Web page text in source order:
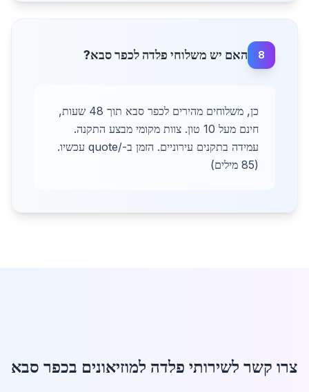
8 האם יש משלוחי פלדה לכפר סבא?
כן, משלוחים מהירים לכפר סבא תוך 48 שעות,
חינם מעל 10 טון. צוות מקומי מבצע התקנה.
עמידה בתקנים עירוניים. הזמן ב-/quote עכשיו.
(85 מילים)
צרו קשר לשירותי פלדה למוזיאונים בכפר סבא